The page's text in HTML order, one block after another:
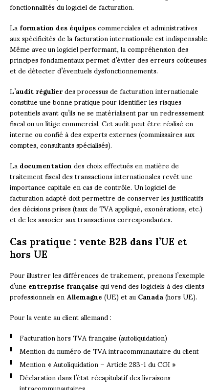
fonctionnalités du logiciel de facturation.
Laformation des équipescommerciales et administratives
aux spécificités de la facturation internationale est indispensable.
Même avec un logiciel performant, la compréhension des
principes fondamentaux permet d’éviter des erreurs coûteuses
et de détecter d’éventuels dysfonctionnements.
L’audit régulierdes processus de facturation internationale
constitue une bonne pratique pour identifier les risques
potentiels avant qu’ils ne se matérialisent par un redressement
fiscal ou un litige commercial. Cet audit peut être réalisé en
interne ou confié à des experts externes (commissaires aux
comptes, consultants spécialisés).
Ladocumentationdes choix effectués en matière de
traitement fiscal des transactions internationales revêt une
importance capitale en cas de contrôle. Un logiciel de
facturation adapté doit permettre de conserver les justificatifs
des décisions prises (taux de TVA appliqué, exonérations, etc.)
et de les associer aux transactions correspondantes.
Cas pratique : vente B2B dans l’UE et
hors UE
Pour illustrer les différences de traitement, prenons l’exemple
d’uneentreprise françaisequi vend des logiciels à des clients
professionnels enAllemagne(UE) et auCanada(hors UE).
Pour la vente au client allemand :
Facturation hors TVA française (autoliquidation)
Mention du numéro de TVA intracommunautaire du client
Mention « Autoliquidation – Article 283-1 du CGI »
Déclaration dans l’état récapitulatif des livraisons